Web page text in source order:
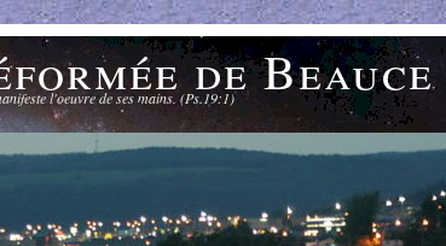
de Beauce
l'oeuvre de ses mains. (Ps.19:1)